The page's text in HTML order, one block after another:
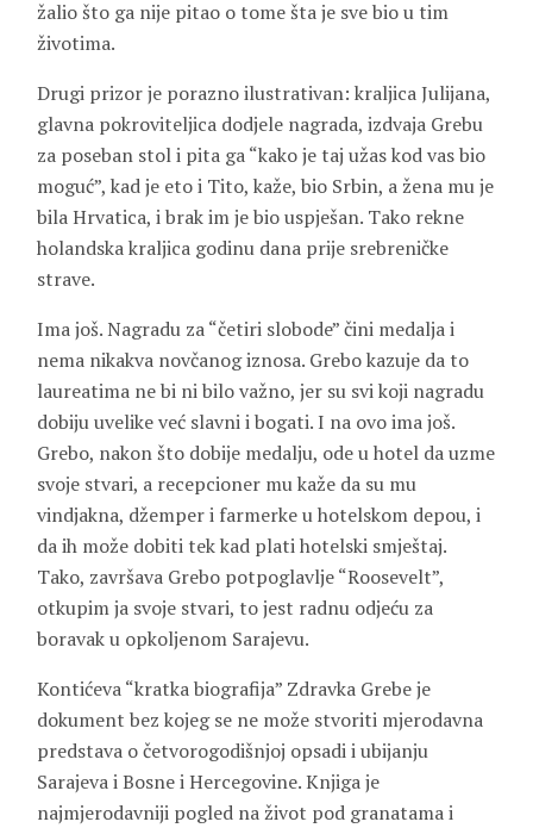
žalio što ga nije pitao o tome šta je sve bio u tim
životima.
Drugi prizor je porazno ilustrativan: kraljicaJulijana,
glavna pokroviteljica dodjele nagrada, izdvaja Grebu
za poseban stol i pita ga “kako je taj užas kod vas bio
moguć”, kad je eto i Tito, kaže, bio Srbin, a žena mu je
bila Hrvatica, i brak im je bio uspješan. Tako rekne
holandska kraljica godinu dana prije srebreničke
strave.
Ima još. Nagradu za “četiri slobode” čini medalja i
nema nikakva novčanog iznosa. Grebo kazuje da to
laureatima ne bi ni bilo važno, jer su svi koji nagradu
dobiju uvelike već slavni i bogati. I na ovo ima još.
Grebo, nakon što dobije medalju, ode u hotel da uzme
svoje stvari, a recepcioner mu kaže da su mu
vindjakna, džemper i farmerke u hotelskom depou, i
da ih može dobiti tek kad plati hotelski smještaj.
Tako, završava Grebo potpoglavlje “Roosevelt”,
otkupim ja svoje stvari, to jest radnu odjeću za
boravak u opkoljenom Sarajevu.
Kontićeva “kratka biografija” Zdravka Grebe je
dokument bez kojeg se ne može stvoriti mjerodavna
predstava o četvorogodišnjoj opsadi i ubijanju
Sarajeva i Bosne i Hercegovine. Knjiga je
najmjerodavniji pogled na život pod granatama i